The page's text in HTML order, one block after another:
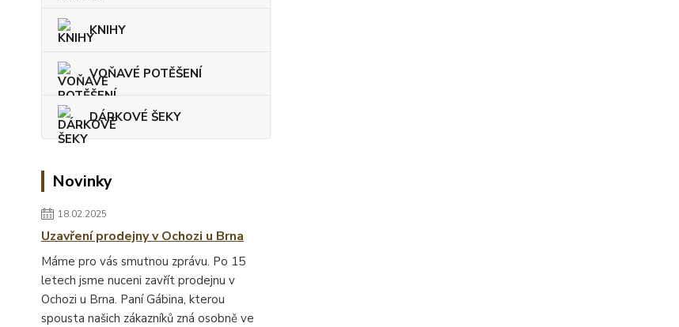
KNIHY
VOŇAVÉ POTĚŠENÍ
DÁRKOVÉ ŠEKY
Novinky
18.02.2025
Uzavření prodejny v Ochozi u Brna
Máme pro vás smutnou zprávu. Po 15
letech jsme nuceni zavřít prodejnu v
Ochozi u Brna. Paní Gábina, kterou
spousta našich zákazníků zná osobně ve